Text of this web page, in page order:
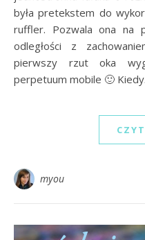
była pretekstem do
ruffler. Pozwala ona na
odległości z
pierwszy rzut oka
perpetuum mobile 🙂
myou